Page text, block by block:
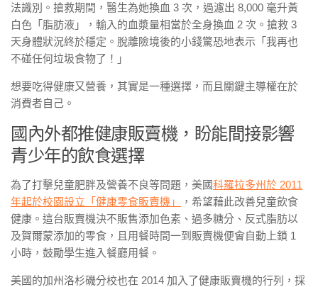
法識別。搶救期間，醫生為她換血 3 次，過濾出 8,000 毫升黃
白色「脂肪液」，輸入的血漿量相當於全身換血 2 次。搶救 3
天身體狀況終於穩定。脫離險境後的小錢驚恐地表示「我再也
不碰任何垃圾食物了！」
想要吃得健康又營養，其實是一種選擇，而且關鍵主導權在於
消費者自己。
國內外都推健康販賣機，盼能間接影響
青少年的飲食選擇
為了打擊兒童肥胖及營養不良等問題，美國科羅拉多州於 2011
年起於校園設立「健康零食販賣機」
，希望藉此改善兒童飲食
健康。這台販賣機決不販售添加色素、過多糖分、反式脂肪以
及賀爾蒙添加的零食，且用餐時間一到販賣機便會自動上鎖 1
小時，鼓勵學生進入餐廳用餐。
美國的加州洛杉磯分校也在 2014 加入了健康販賣機的行列，採